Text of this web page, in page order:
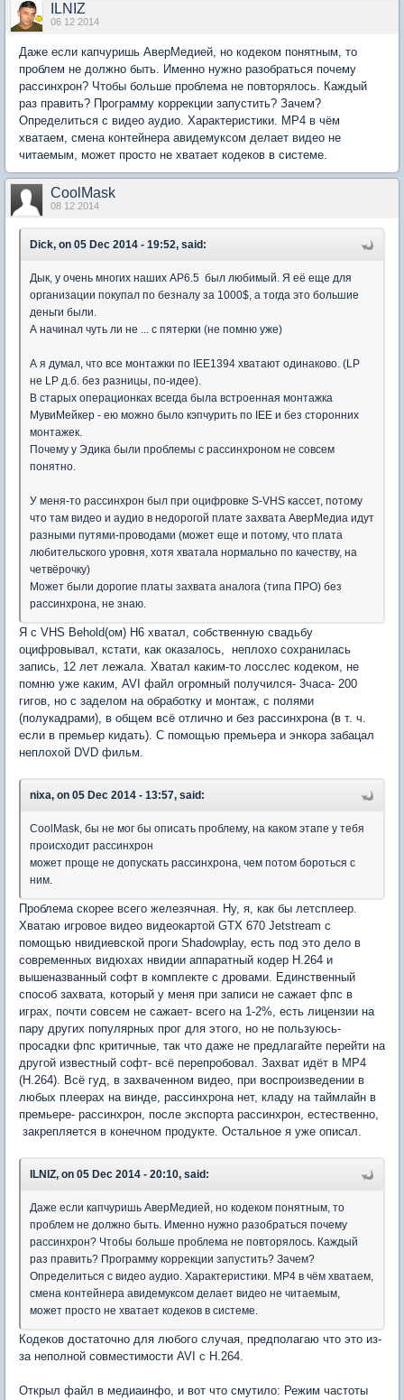
ILNIZ
06 12 2014
Даже если капчуришь АверМедией, но кодеком понятным, то
проблем не должно быть. Именно нужно разобраться почему
рассинхрон? Чтобы больше проблема не повторялось. Каждый
раз править? Программу коррекции запустить? Зачем?
Определиться с видео аудио. Характеристики. MP4 в чём
хватаем, смена контейнера авидемуксом делает видео не
читаемым, может просто не хватает кодеков в системе.
CoolMask
08 12 2014
Dick, on 05 Dec 2014 - 19:52, said:
Дык, у очень многих наших АР6.5 был любимый. Я её еще для
организации покупал по безналу за 1000$, а тогда это большие
деньги были.
А начинал чуть ли не ... с пятерки (не помню уже)
А я думал, что все монтажки по IEE1394 хватают одинаково. (LP
не LP д.б. без разницы, по-идее).
В старых операционках всегда была встроенная монтажка
МувиМейкер - ею можно было кэпчурить по IEE и без сторонних
монтажек.
Почему у Эдика были проблемы с рассинхроном не совсем
понятно.
У меня-то рассинхрон был при оцифровке S-VHS кассет, потому
что там видео и аудио в недорогой плате захвата АверМедиа идут
разными путями-проводами (может еще и потому, что плата
любительского уровня, хотя хватала нормально по качеству, на
четвёрочку)
Может были дорогие платы захвата аналога (типа ПРО) без
рассинхрона, не знаю.
Я с VHS Behold(ом) H6 хватал, собственную свадьбу
оцифровывал, кстати, как оказалось, неплохо сохранилась
запись, 12 лет лежала. Хватал каким-то лосслес кодеком, не
помню уже каким, AVI файл огромный получился- 3часа- 200
гигов, но с заделом на обработку и монтаж, с полями
(полукадрами), в общем всё отлично и без рассинхрона (в т. ч.
если в премьер кидать). С помощью премьера и энкора забацал
неплохой DVD фильм.
nixa, on 05 Dec 2014 - 13:57, said:
CoolMask, бы не мог бы описать проблему, на каком этапе у тебя
происходит рассинхрон
может проще не допускать рассинхрона, чем потом бороться с
ним.
Проблема скорее всего железячная. Ну, я, как бы летсплеер.
Хватаю игровое видео видеокартой GTX 670 Jetstream с
помощью нвидиевской проги Shadowplay, есть под это дело в
современных видюхах нвидии аппаратный кодер H.264 и
вышеназванный софт в комплекте с дровами. Единственный
способ захвата, который у меня при записи не сажает фпс в
играх, почти совсем не сажает- всего на 1-2%, есть лицензии на
пару других популярных прог для этого, но не пользуюсь-
просадки фпс критичные, так что даже не предлагайте перейти на
другой известный софт- всё перепробовал. Захват идёт в MP4
(H.264). Всё гуд, в захваченном видео, при воспроизведении в
любых плеерах на винде, рассинхрона нет, кладу на таймлайн в
премьере- рассинхрон, после экспорта рассинхрон, естественно,
закрепляется в конечном продукте. Остальное я уже описал.
ILNIZ, on 05 Dec 2014 - 20:10, said:
Даже если капчуришь АверМедией, но кодеком понятным, то
проблем не должно быть. Именно нужно разобраться почему
рассинхрон? Чтобы больше проблема не повторялось. Каждый
раз править? Программу коррекции запустить? Зачем?
Определиться с видео аудио. Характеристики. MP4 в чём хватаем,
смена контейнера авидемуксом делает видео не читаемым,
может просто не хватает кодеков в системе.
Кодеков достаточно для любого случая, предполагаю что это из-
за неполной совместимости AVI с H.264.
Открыл файл в медиаинфо, и вот что смутило: Режим частоты